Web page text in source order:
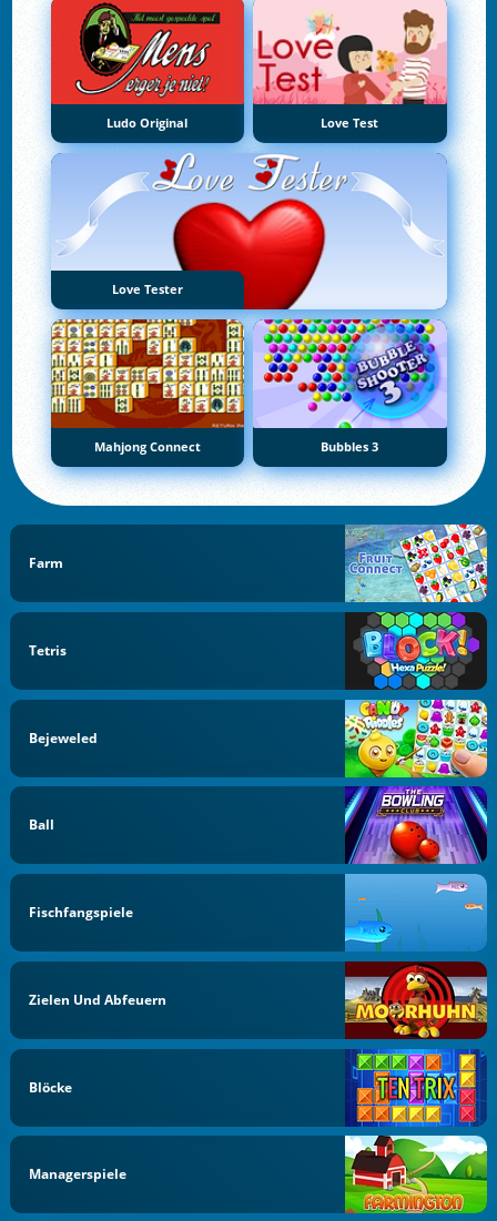
Ludo Original Love Test
Love Tester
Mahjong Connect Bubbles 3
Farm
Tetris
Bejeweled
Ball
Fischfangspiele
Zielen Und Abfeuern
Blöcke
Managerspiele